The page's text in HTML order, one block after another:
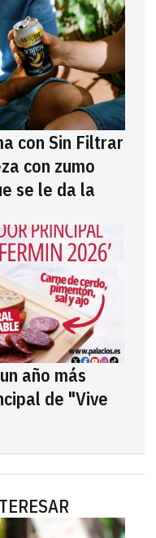
con Sin Filtrar
con zumo
se le da la
año más
de "Vive